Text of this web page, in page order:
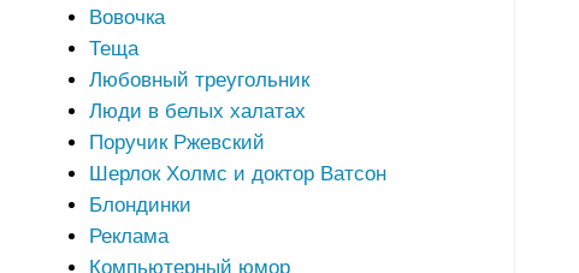
Вовочка
Теща
Любовный треугольник
Люди в белых халатах
Поручик Ржевский
Шерлок Холмс и доктор Ватсон
Блондинки
Реклама
Компьютерный юмор